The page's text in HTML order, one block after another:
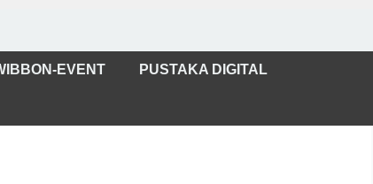
EVENT PUSTAKA DIGITAL